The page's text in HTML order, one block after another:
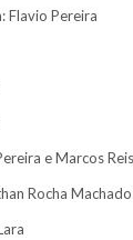
Flavio Pereira
e Marcos Reis
Rocha Machado